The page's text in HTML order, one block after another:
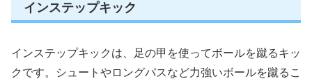
インステップキック
インステップキックは、足の甲を使ってボールを蹴るキッ
クです。シュートやロングパスなど力強いボールを蹴るこ